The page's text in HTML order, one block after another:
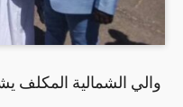
والي الشمالية المكلف